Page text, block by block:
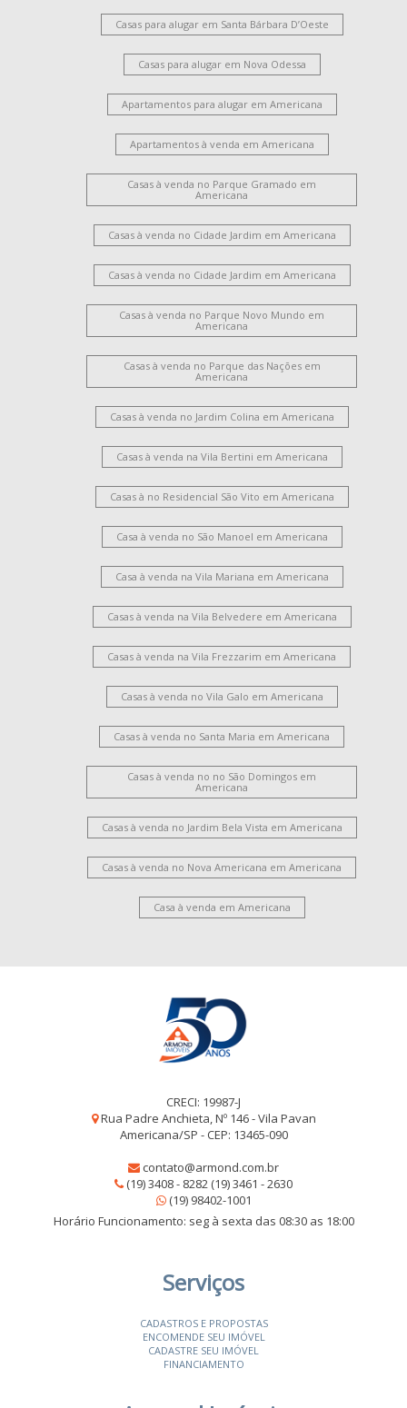
Casas para alugar em Santa Bárbara D’Oeste
Casas para alugar em Nova Odessa
Apartamentos para alugar em Americana
Apartamentos à venda em Americana
Casas à venda no Parque Gramado em
Americana
Casas à venda no Cidade Jardim em Americana
Casas à venda no Cidade Jardim em Americana
Casas à venda no Parque Novo Mundo em
Americana
Casas à venda no Parque das Nações em
Americana
Casas à venda no Jardim Colina em Americana
Casas à venda na Vila Bertini em Americana
Casas à no Residencial São Vito em Americana
Casa à venda no São Manoel em Americana
Casa à venda na Vila Mariana em Americana
Casas à venda na Vila Belvedere em Americana
Casas à venda na Vila Frezzarim em Americana
Casas à venda no Vila Galo em Americana
Casas à venda no Santa Maria em Americana
Casas à venda no no São Domingos em
Americana
Casas à venda no Jardim Bela Vista em Americana
Casas à venda no Nova Americana em Americana
Casa à venda em Americana
CRECI: 19987-J
Rua Padre Anchieta, Nº 146 - Vila Pavan
Americana/SP - CEP: 13465-090
contato@armond.com.br
(19) 3408 - 8282 (19) 3461 - 2630
(19) 98402-1001
Horário Funcionamento: seg à sexta das 08:30 as 18:00
Serviços
CADASTROS E PROPOSTAS
ENCOMENDE SEU IMÓVEL
CADASTRE SEU IMÓVEL
FINANCIAMENTO